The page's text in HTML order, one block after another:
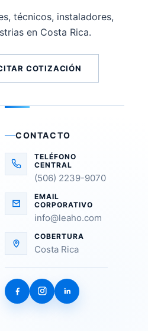
técnicos, instaladores,
en Costa Rica.
COTIZACIÓN
CONTACTO
TELÉFONO
CENTRAL
(506) 2239-9070
EMAIL
CORPORATIVO
info@leaho.com
COBERTURA
Costa Rica